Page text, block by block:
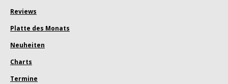
Reviews
Platte des Monats
Neuheiten
Charts
Termine